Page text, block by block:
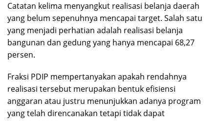
Catatan kelima menyangkut realisasi belanja daerah
yang belum sepenuhnya mencapai target. Salah satu
yang menjadi perhatian adalah realisasi belanja
bangunan dan gedung yang hanya mencapai 68,27
persen.
Fraksi PDIP mempertanyakan apakah rendahnya
realisasi tersebut merupakan bentuk efisiensi
anggaran atau justru menunjukkan adanya program
yang telah direncanakan tetapi tidak dapat